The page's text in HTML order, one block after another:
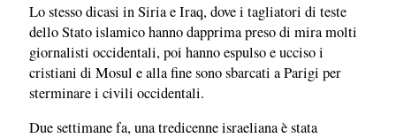
Lo stesso dicasi in Siria e Iraq, dove i tagliatori di teste
dello Stato islamico hanno dapprima preso di mira molti
giornalisti occidentali, poi hanno espulso e ucciso i
cristiani di Mosul e alla fine sono sbarcati a Parigi per
sterminare i civili occidentali.
Due settimane fa, una tredicenne israeliana è stata